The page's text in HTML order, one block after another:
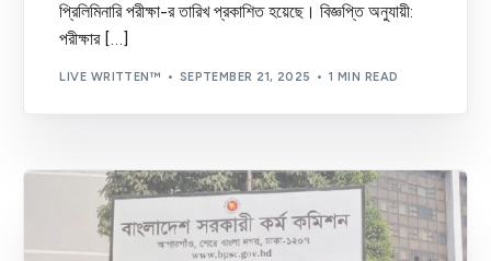
প্রিলিমিনারি পরীক্ষা-র তারিখ প্রকাশিত হয়েছে। বিজ্ঞপ্তি অনুযায়ী:
পরীক্ষার […]
LIVE WRITTEN™ SEPTEMBER 21, 2025 1 MIN READ